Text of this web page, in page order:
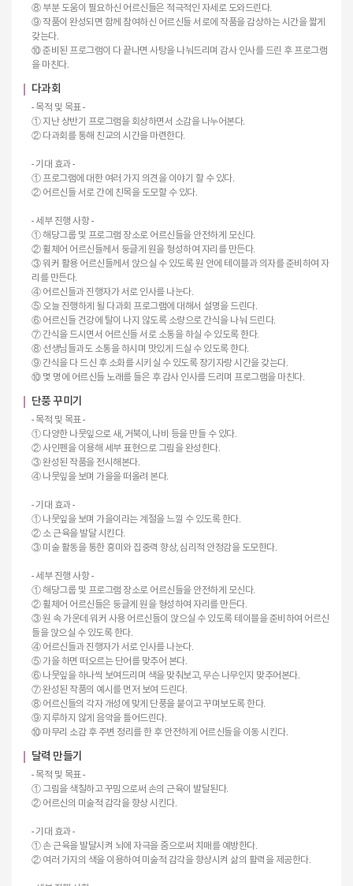
⑧ 부분 도움이 필요하신 어르신들은 적극적인 자세로 도와드린다.
⑨ 작품이 완성되면 함께 참여하신 어르신들 서로에 작품을 감상하는 시간을 짧게
갖는다.
⑩ 준비된 프로그램이 다 끝나면 사탕을 나눠드리며 감사 인사를 드린 후 프로그램
을 마친다.
다과회
- 목적 및 목표 -
① 지난 상반기 프로그램을 회상하면서 소감을 나누어본다.
② 다과회를 통해 친교의 시간을 마련한다.
- 기대 효과 -
① 프로그램에 대한 여러 가지 의견을 이야기 할 수 있다.
② 어르신들 서로 간에 친목을 도모할 수 있다.
- 세부 진행 사항 -
① 해당그룹 및 프로그램 장소로 어르신들을 안전하게 모신다.
② 휠체어 어르신들께서 둥글게 원을 형성하여 자리를 만든다.
③ 워커 활용 어르신들께서 앉으실 수 있도록 원 안에 테이블과 의자를 준비하여 자
리를 만든다.
④ 어르신들과 진행자가 서로 인사를 나눈다.
⑤ 오늘 진행하게 될 다과회 프로그램에 대해서 설명을 드린다.
⑥ 어르신들 건강에 탈이 나지 않도록 소량으로 간식을 나눠 드린다.
⑦ 간식을 드시면서 어르신들 서로 소통을 하실 수 있도록 한다.
⑧ 선생님들과도 소통을 하시며 맛있게 드실 수 있도록 한다.
⑨ 간식을 다 드신 후 소화를 시키실 수 있도록 장기자랑 시간을 갖는다.
⑩ 몇 명에 어르신들 노래를 들은 후 감사 인사를 드리며 프로그램을 마친다.
단풍 꾸미기
- 목적 및 목표 -
① 다양한 나뭇잎으로 새, 거북이, 나비 등을 만들 수 있다.
② 사인펜을 이용해 세부 표현으로 그림을 완성한다.
③ 완성된 작품을 전시해본다.
④ 나뭇잎을 보며 가을을 떠올려 본다.
- 기대 효과 -
① 나뭇잎을 보며 가을이라는 계절을 느낄 수 있도록 한다.
② 소 근육을 발달 시킨다.
③ 미술 활동을 통한 흥미와 집중력 향상, 심리적 안정감을 도모한다.
- 세부 진행 사항 -
① 해당그룹 및 프로그램 장소로 어르신들을 안전하게 모신다.
② 휠체어 어르신들은 둥글게 원을 형성하여 자리를 만든다.
③ 원 속 가운데 워커 사용 어르신들이 앉으실 수 있도록 테이블을 준비하여 어르신
들을 앉으실 수 있도록 한다.
④ 어르신들과 진행자가 서로 인사를 나눈다.
⑤ 가을 하면 떠오르는 단어를 맞추어 본다.
⑥ 나뭇잎을 하나씩 보여드리며 색을 맞춰보고, 무슨 나무인지 맞추어본다.
⑦ 완성된 작품의 예시를 먼저 보여 드린다.
⑧ 어르신들의 각자 개성에 맞게 단풍을 붙이고 꾸며보도록 한다.
⑨ 지루하지 않게 음악을 틀어드린다.
⑩ 마무리 소감 후 주변 정리를 한 후 안전하게 어르신들을 이동 시킨다.
달력 만들기
- 목적 및 목표 -
① 그림을 색칠하고 꾸밈으로써 손의 근육이 발달된다.
② 어르신의 미술적 감각을 향상 시킨다.
- 기대 효과 -
① 손 근육을 발달시켜 뇌에 자극을 줌으로써 치매를 예방한다.
② 여러 가지의 색을 이용하여 미술적 감각을 향상시켜 삶의 활력을 제공한다.